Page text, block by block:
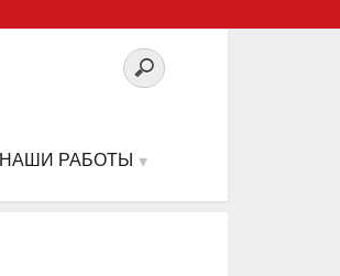
НАШИ РАБОТЫ